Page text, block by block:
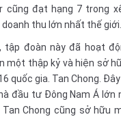
cũng đạt hạng 7 trong
thu lớn nhất thế giới.
tập đoàn này đã hoạt
một thập kỷ và hiện sở
quốc gia. Tan Chong.
đầu tư Đông Nam Á lớn
Tan Chong cũng sở hữu